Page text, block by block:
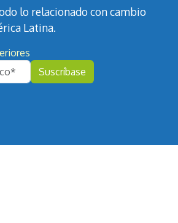
lo relacionado con cambio
Latina.